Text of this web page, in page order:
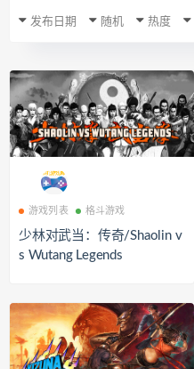
发布日期 随机 热度
游戏列表 格斗游戏
少林对武当：传奇/Shaolin v
s Wutang Legends